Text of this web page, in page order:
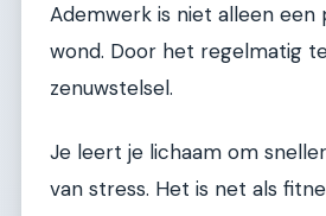
Ademwerk is niet alleen een
wond. Door het regelmatig
zenuwstelsel.
Je leert je lichaam om
van stress. Het is net als